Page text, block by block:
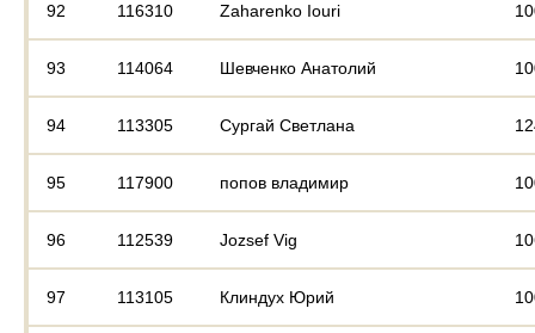
92 116310 Zaharenko Iouri
93 114064 Шевченко Анатолий
94 113305 Сургай Светлана
95 117900 попов владимир
96 112539 Jozsef Vig
97 113105 Клиндух Юрий